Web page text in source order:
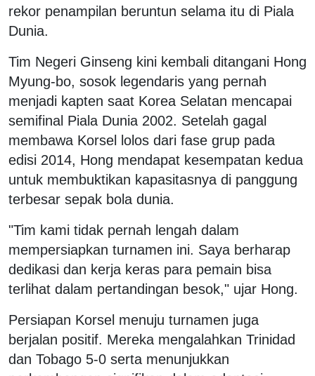
rekor penampilan beruntun selama itu di Piala
Dunia.
Tim Negeri Ginseng kini kembali ditangani Hong
Myung-bo, sosok legendaris yang pernah
menjadi kapten saat Korea Selatan mencapai
semifinal Piala Dunia 2002. Setelah gagal
membawa Korsel lolos dari fase grup pada
edisi 2014, Hong mendapat kesempatan kedua
untuk membuktikan kapasitasnya di panggung
terbesar sepak bola dunia.
"Tim kami tidak pernah lengah dalam
mempersiapkan turnamen ini. Saya berharap
dedikasi dan kerja keras para pemain bisa
terlihat dalam pertandingan besok," ujar Hong.
Persiapan Korsel menuju turnamen juga
berjalan positif. Mereka mengalahkan Trinidad
dan Tobago 5-0 serta menunjukkan